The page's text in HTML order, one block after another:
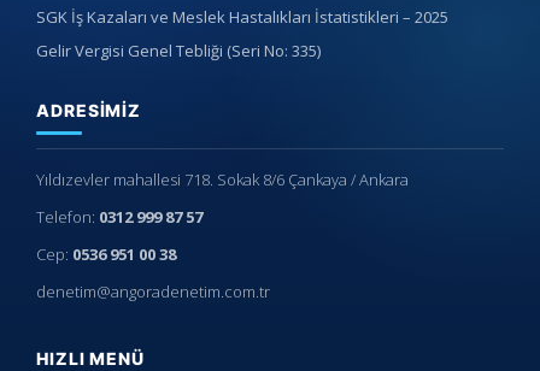
SGK İş Kazaları ve Meslek Hastalıkları İstatistikleri – 2025
Gelir Vergisi Genel Tebliği (Seri No: 335)
ADRESIMIZ
Yıldızevler mahallesi 718. Sokak 8/6 Çankaya / Ankara
Telefon: 0312 999 87 57
Cep: 0536 951 00 38
denetim@angoradenetim.com.tr
HIZLI MENÜ